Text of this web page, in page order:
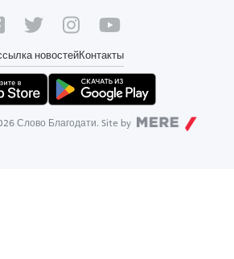
новостейКонтакты
Слово Благодати. Site by